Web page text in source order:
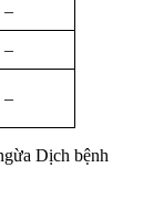
–
–
–
Dịch bệnh